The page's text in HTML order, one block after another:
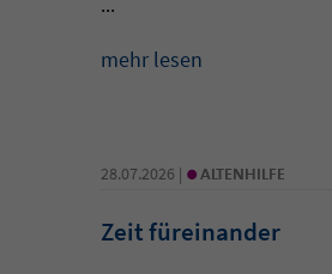
mehr lesen
28.07.2026 | • ALTENHILFE
Zeit füreinander